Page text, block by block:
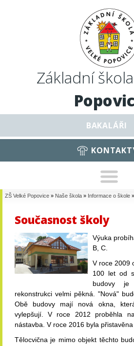
Základní škola
BAKALÁŘI
ZŠ Velké Popovice » Naše škola » Informace o škole »
Současnost školy
Výuka
B, C.
V roce 2009
100 let od
budovy
rekonstrukci velmi pěkná. "Nová"
Obě budovy mají nová okna,
vylepšují. V roce 2012 proběhla
nástavba. V roce 2016 byla
Tělocvična je mimo objekt těchto